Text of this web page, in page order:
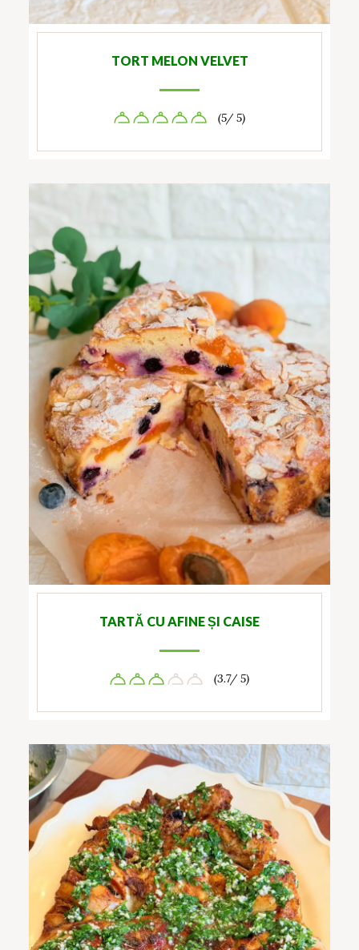
TORT MELON VELVET
(5/ 5)
TARTĂ CU AFINE ȘI CAISE
(3.7/ 5)